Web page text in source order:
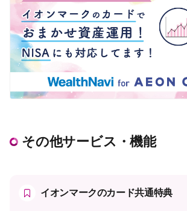
その他サービス・機能
イオンマークのカード共通特典